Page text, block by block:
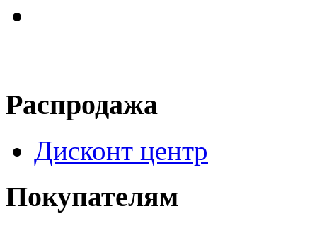
Распродажа
Дисконт центр
Покупателям